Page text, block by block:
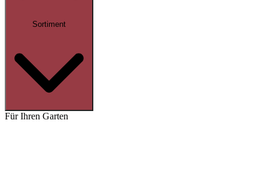
Sortiment
Für Ihren Garten